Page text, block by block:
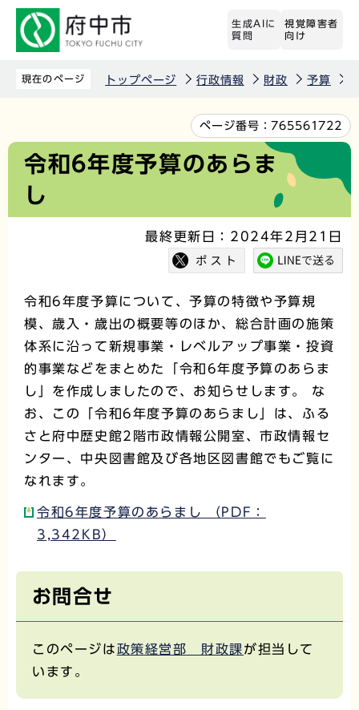
先
生成AIに
質問
視覚障害者
向け
現在のページ トップページ 行政情報 財政 予算
文
か
ページ番号：765561722
令和6年度予算のあらま
し
最終更新日：2024年2月21日
令和6年度予算について、予算の特徴や予算規
模、歳入・歳出の概要等のほか、総合計画の施策
体系に沿って新規事業・レベルアップ事業・投資
的事業などをまとめた「令和6年度予算のあらま
し」を作成しましたので、お知らせします。 な
お、この「令和6年度予算のあらまし」は、ふる
さと府中歴史館2階市政情報公開室、市政情報セ
ンター、中央図書館及び各地区図書館でもご覧に
なれます。
令和6年度予算のあらまし （PDF：
3,342KB）
お問合せ
このページは政策経営部 財政課が担当して
います。